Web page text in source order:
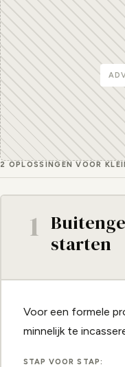
2 OPLOSSINGEN VOOR
1 starten
Voor een formele
minnelijk te
STAP VOOR STAP: